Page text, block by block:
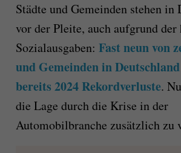
Städte und Gemeinden stehen in
vor der Pleite, auch aufgrund der
Sozialausgaben: Fast neun von
und Gemeinden in
bereits 2024 Rekordverluste.
die Lage durch die Krise in der
Automobilbranche zusätzlich zu